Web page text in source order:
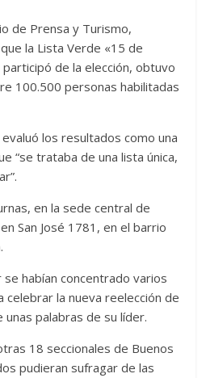
de Prensa y Turismo,
la Lista Verde «15 de
participó de la elección, obtuvo
100.500 personas habilitadas
los resultados como una
“se trataba de una lista única,
en la sede central de
San José 1781, en el barrio
habían concentrado varios
la nueva reelección de
palabras de su líder.
18 seccionales de Buenos
pudieran sufragar de las